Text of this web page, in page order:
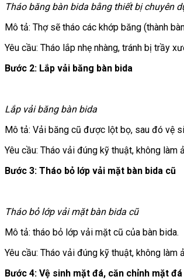
Tháo băng bàn bida bằng thiết bị chuyên
Mô tả: Thợ sẽ tháo các khớp băng (thành
Yêu cầu: Tháo lắp nhẹ nhàng, tránh bị trầy
Bước 2: Lắp vải băng bàn bida
Lắp vải băng bàn bida
Mô tả: Vải băng cũ được lột bọ, sau đó vệ
Yêu cầu: Tháo vải đúng kỹ thuật, không
Bước 3: Tháo bỏ lớp vải mặt bàn bida cũ
Tháo bỏ lớp vải mặt bàn bida cũ
Mô tả: tháo bỏ lớp vải mặt cũ của bàn bida.
Yêu cầu: Tháo vải đúng kỹ thuật, không làm
Bước 4: Vệ sinh mặt đá, căn chỉnh mặt đá